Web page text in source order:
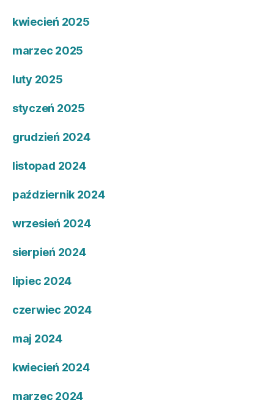
kwiecień 2025
marzec 2025
luty 2025
styczeń 2025
grudzień 2024
listopad 2024
październik 2024
wrzesień 2024
sierpień 2024
lipiec 2024
czerwiec 2024
maj 2024
kwiecień 2024
marzec 2024